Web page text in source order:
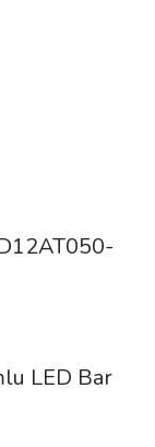
LED Bar